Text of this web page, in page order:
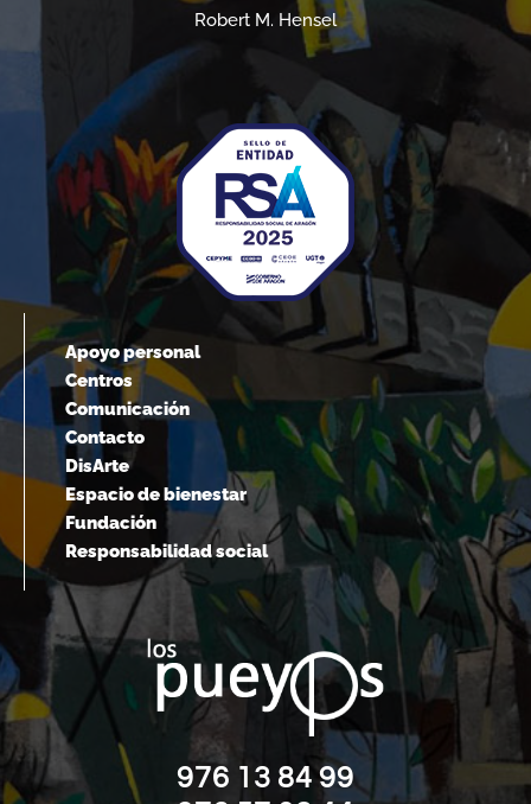
Robert M. Hensel
Apoyo personal
Centros
Comunicación
Contacto
DisArte
Espacio de bienestar
Fundación
Responsabilidad social
976 13 84 99